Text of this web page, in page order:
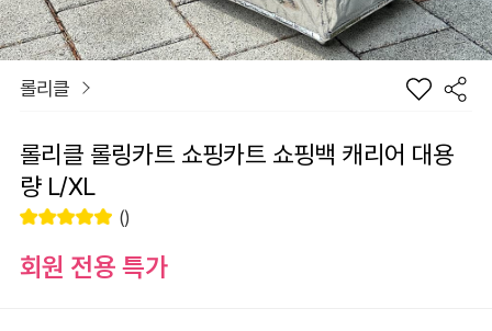
롤리클
롤리클 롤링카트 쇼핑카트 쇼핑백 캐리어 대용
량 L/XL
()
회원 전용 특가